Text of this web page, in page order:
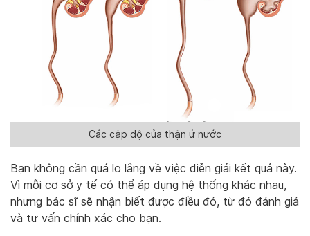
Các cập độ của thận ứ nước
Bạn không cần quá lo lắng về việc diễn giải kết quả này.
Vì mỗi cơ sở y tế có thể áp dụng hệ thống khác nhau,
nhưng bác sĩ sẽ nhận biết được điều đó, từ đó đánh giá
và tư vấn chính xác cho bạn.